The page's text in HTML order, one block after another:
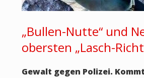
„Bullen-Nutte“ und
obersten „Lasch-
Gewalt gegen Polizei. Kommt